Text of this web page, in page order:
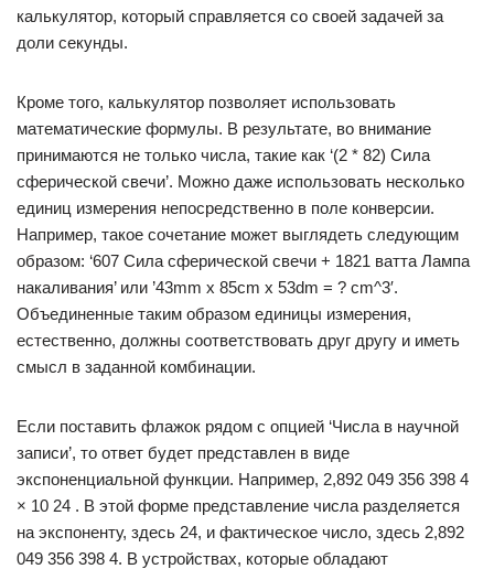
калькулятор, который справляется со своей задачей за
доли секунды.
Кроме того, калькулятор позволяет использовать
математические формулы. В результате, во внимание
принимаются не только числа, такие как ‘(2 * 82) Сила
сферической свечи’. Можно даже использовать несколько
единиц измерения непосредственно в поле конверсии.
Например, такое сочетание может выглядеть следующим
образом: ‘607 Сила сферической свечи + 1821 ватта Лампа
накаливания’ или ’43mm x 85cm x 53dm = ? cm^3′.
Объединенные таким образом единицы измерения,
естественно, должны соответствовать друг другу и иметь
смысл в заданной комбинации.
Если поставить флажок рядом с опцией ‘Числа в научной
записи’, то ответ будет представлен в виде
экспоненциальной функции. Например, 2,892 049 356 398 4
× 10 24 . В этой форме представление числа разделяется
на экспоненту, здесь 24, и фактическое число, здесь 2,892
049 356 398 4. В устройствах, которые обладают